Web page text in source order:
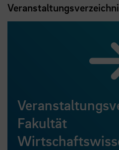
Fakultät